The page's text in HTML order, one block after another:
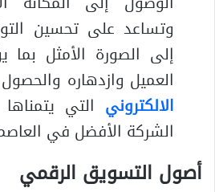
وتساعد على تحسين
إلى الصورة الأمثل
العميل وازدهاره
الالكتروني التي
الشركة الأفضل في
أصول التسويق الرقمي